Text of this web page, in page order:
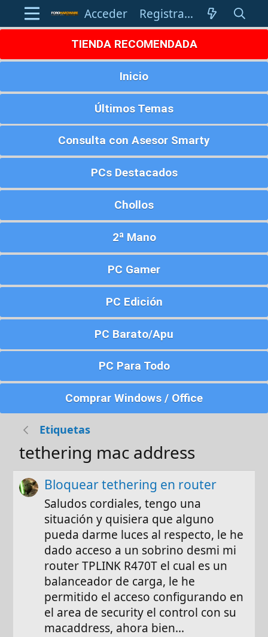
Acceder Registrarse
TIENDA RECOMENDADA
Inicio
Últimos Temas
Consulta con Asesor Smarty
PCs Destacados
Chollos
2ª Mano
PC Gamer
PC Edición
PC Barato/Apu
PC Para Todo
Comprar Windows / Office
Etiquetas
tethering mac address
Bloquear tethering en router
Saludos cordiales, tengo una
situación y quisiera que alguno
pueda darme luces al respecto, le he
dado acceso a un sobrino desmi mi
router TPLINK R470T el cual es un
balanceador de carga, le he
permitido el acceso configurando en
el area de security el control con su
macaddress, ahora bien...